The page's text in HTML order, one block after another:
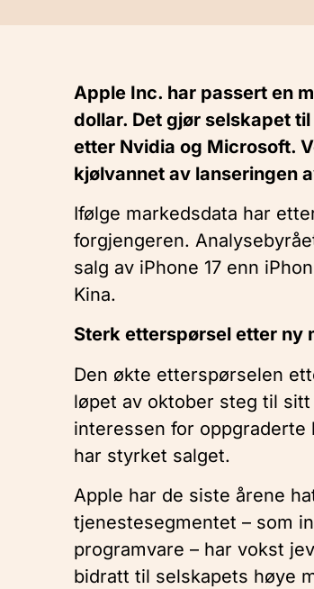
Apple Inc. har passert en
dollar. Det gjør selskapet
etter Nvidia og Microsoft.
kjølvannet av lanseringen
Ifølge markedsdata har
forgjengeren.
salg av iPhone 17 enn
Kina.
Sterk etterspørsel etter ny
Den økte etterspørselen
løpet av oktober steg til
interessen for
har styrket salget.
Apple har de siste årene
tjenestesegmentet – som
programvare – har vokst
bidratt til selskapets høye